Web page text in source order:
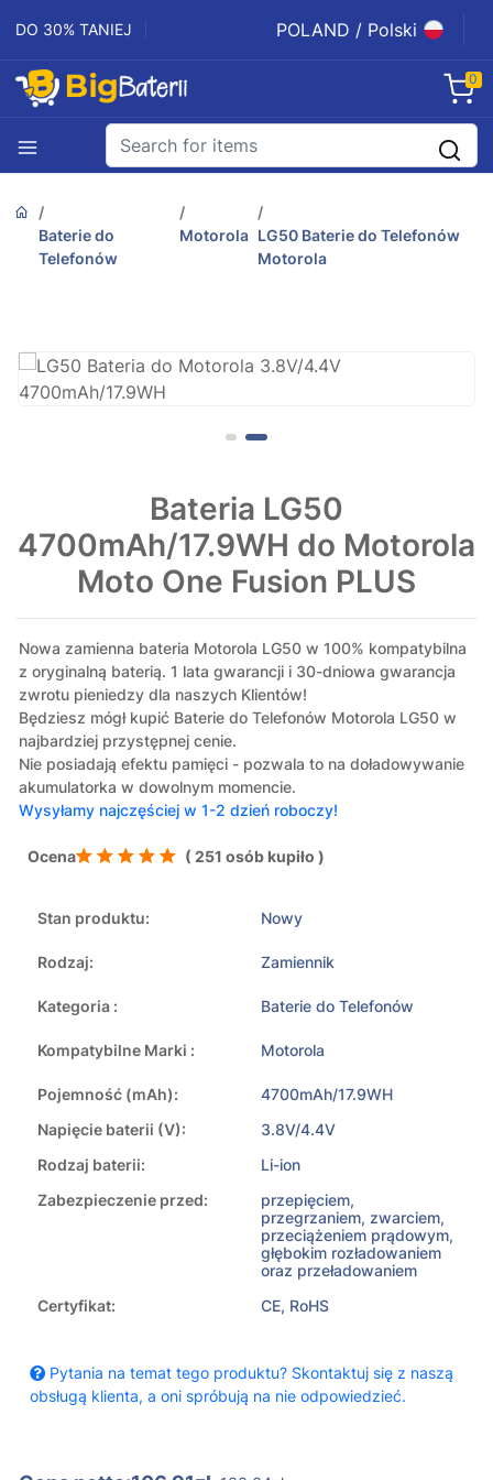
DO 30% TANIEJ POLAND / Polski
0
Baterie do
Telefonów
Motorola LG50 Baterie do Telefonów
Motorola
Bateria LG50
4700mAh/17.9WH do Motorola
Moto One Fusion PLUS
Nowa zamienna bateria Motorola LG50 w 100% kompatybilna
z oryginalną baterią. 1 lata gwarancji i 30-dniowa gwarancja
zwrotu pieniedzy dla naszych Klientów!
Będziesz mógł kupić Baterie do Telefonów Motorola LG50 w
najbardziej przystępnej cenie.
Nie posiadają efektu pamięci - pozwala to na doładowywanie
akumulatorka w dowolnym momencie.
Wysyłamy najczęściej w 1-2 dzień roboczy!
Ocena ( 251 osób kupiło )
Stan produktu: Nowy
Rodzaj: Zamiennik
Kategoria : Baterie do Telefonów
Kompatybilne Marki : Motorola
Pojemność (mAh):
4700mAh/17.9WH
Napięcie baterii (V):
3.8V/4.4V
Rodzaj baterii:
Li-ion
Zabezpieczenie przed:
przepięciem,
przegrzaniem, zwarciem,
przeciążeniem prądowym,
głębokim rozładowaniem
oraz przeładowaniem
Certyfikat:
CE, RoHS
Pytania na temat tego produktu? Skontaktuj się z naszą
obsługą klienta, a oni spróbują na nie odpowiedzieć.